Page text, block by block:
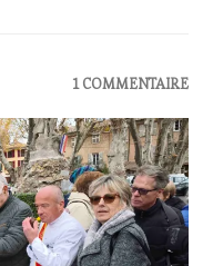
1 COMMENTAIRE